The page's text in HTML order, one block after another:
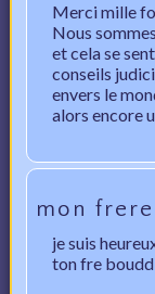
Merci mille
Nous
et cela se
conseils
envers le
alors encore
mon frere
je suis
ton fre